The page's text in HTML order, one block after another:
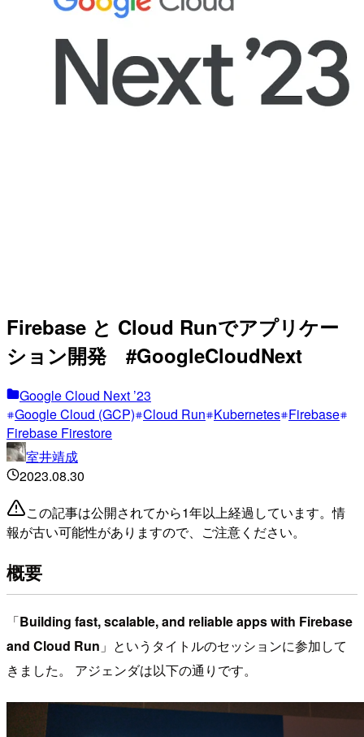
Firebase と Cloud Runでアプリケー
ション開発 #GoogleCloudNext
Google Cloud Next ’23
Google Cloud (GCP) Cloud Run Kubernetes Firebase
Firebase Firestore
室井靖成
2023.08.30
この記事は公開されてから1年以上経過しています。情
報が古い可能性がありますので、ご注意ください。
概要
「Building fast, scalable, and reliable apps with Firebase
and Cloud Run 」というタイトルのセッションに参加して
きました。 アジェンダは以下の通りです。